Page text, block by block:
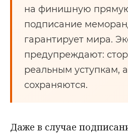
на финишную
подписание
гарантирует мира.
предупреждают:
реальным уступкам,
сохраняются.
Даже в случае